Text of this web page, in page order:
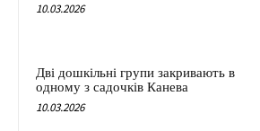
10.03.2026
Дві дошкільні групи закривають в
одному з садочків Канева
10.03.2026